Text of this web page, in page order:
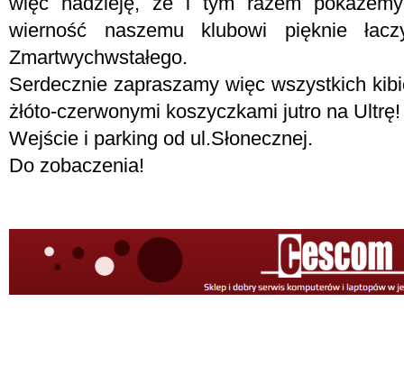
wierność naszemu klubowi pięknie
Zmartwychwstałego.
Serdecznie zapraszamy więc wszystkich
żłóto-czerwonymi koszyczkami jutro na Ultrę!
Wejście i parking od ul.Słonecznej.
Do zobaczenia!